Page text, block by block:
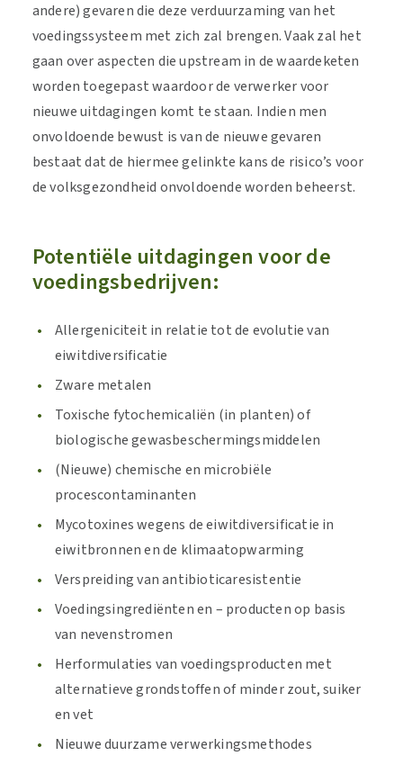
andere) gevaren die deze verduurzaming van het
voedingssysteem met zich zal brengen. Vaak zal het
gaan over aspecten die upstream in de waardeketen
worden toegepast waardoor de verwerker voor
nieuwe uitdagingen komt te staan. Indien men
onvoldoende bewust is van de nieuwe gevaren
bestaat dat de hiermee gelinkte kans de risico’s voor
de volksgezondheid onvoldoende worden beheerst.
Potentiële uitdagingen voor de
voedingsbedrijven:
Allergeniciteit in relatie tot de evolutie van
eiwitdiversificatie
Zware metalen
Toxische fytochemicaliën (in planten) of
biologische gewasbeschermingsmiddelen
(Nieuwe) chemische en microbiële
procescontaminanten
Mycotoxines wegens de eiwitdiversificatie in
eiwitbronnen en de klimaatopwarming
Verspreiding van antibioticaresistentie
Voedingsingrediënten en – producten op basis
van nevenstromen
Herformulaties van voedingsproducten met
alternatieve grondstoffen of minder zout, suiker
en vet
Nieuwe duurzame verwerkingsmethodes